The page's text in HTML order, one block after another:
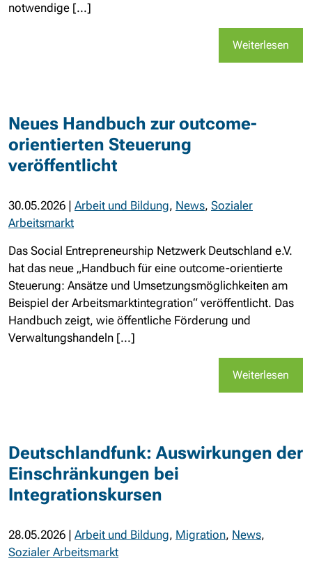
notwendige [...]
Weiterlesen
Neues Handbuch zur outcome-
orientierten Steuerung
veröffentlicht
30.05.2026 | Arbeit und Bildung, News, Sozialer
Arbeitsmarkt
Das Social Entrepreneurship Netzwerk Deutschland e.V.
hat das neue „Handbuch für eine outcome-orientierte
Steuerung: Ansätze und Umsetzungsmöglichkeiten am
Beispiel der Arbeitsmarktintegration“ veröffentlicht. Das
Handbuch zeigt, wie öffentliche Förderung und
Verwaltungshandeln [...]
Weiterlesen
Deutschlandfunk: Auswirkungen der
Einschränkungen bei
Integrationskursen
28.05.2026 | Arbeit und Bildung, Migration, News,
Sozialer Arbeitsmarkt